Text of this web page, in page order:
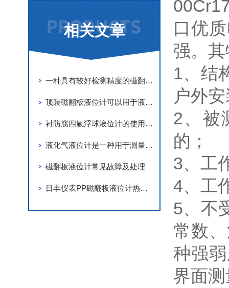
相关文章
一种具有较好检测精度的磁翻板液位计
顶装磁翻板液位计可以用于液位测量和控制的各种场合
衬防腐四氟浮球液位计的使用及维护
液化气液位计是一种用于测量液化气体储罐中液位高度的仪器
磁翻板液位计常见故障及处理
日丰仪表PP磁翻板液位计热点与安装方法
口优
强。
1、结
户外
2、被
的；
3、工
4、工
5、不
常数
种强
界面